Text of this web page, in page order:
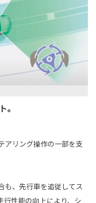
。
アリング操作の一部を支
も、先行車を追従してス
行性能の向上により、シ